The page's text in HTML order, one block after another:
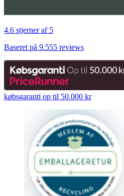
4.6 stjerner af 5
Baseret på 9.555 reviews
købsgaranti op til 50.000 kr